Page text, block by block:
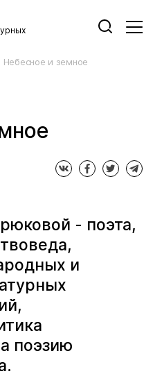
Небесное и земное
- поэта,
и
поэзию